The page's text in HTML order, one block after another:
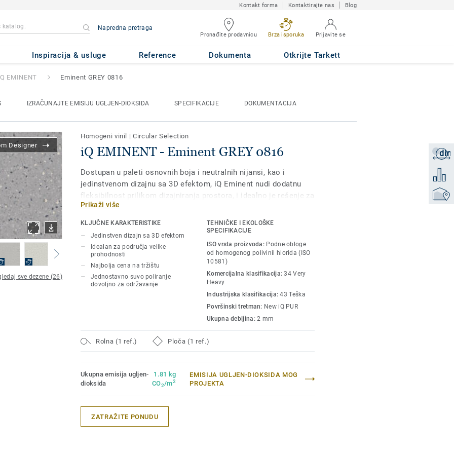
Kontakt forma Kontaktirajte nas Blog
Napredna pretraga
Pronađite prodavnicu Brza isporuka Prijavite se
Inspiracija & usluge Reference Dokumenta Otkrijte Tarkett
GREY 0816
din
Zatraži
Dodati
EMINENT Eminent GREY 0816
IZRAČUNAJTE EMISIJU UGLJEN-DIOKSIDA SPECIFIKACIJE DOKUMENTACIJA
Designer
sve dezene (26)
Homogeni vinil |Circular Selection
iQ EMINENT - Eminent GREY 0816
Dostupan u paleti osnovnih boja i neutralnih nijansi, kao i
jedinstvenom dizajnu sa 3D efektom, iQ Eminent nudi dodatnu
fleksibilnost prilikom dizajniranja prostora, i idealno je rešenje za
arhitekte koji žele da kreiraju harmoničan pod. Kao deo iQ
kolekcije, ovaj visoko-kvalitetni vinil pod ima sjajnu izdržljivost i
otpornost na habanje, fleke i oštećenja u područjima velike
prohodnosti. Ne zahteva tretiranje voskom - jednostavno suvo
poliranje je dovoljno da bi se povratio prvobitan izgled poda.
Prikaži više
KLJUČNE KARAKTERISTIKE
Jedinstven dizajn sa 3D efektom
Idealan za područja velike
prohodnosti
Najbolja cena na tržištu
Jednostavno suvo poliranje
dovoljno za održavanje
TEHNIČKE I EKOLOŠKE
SPECIFIKACIJE
ISO vrsta proizvoda: Podne obloge
od homogenog polivinil hlorida (ISO
10581)
Komercijalna klasifikacija:34 Very
Heavy
Industrijska klasifikacija:43 Teška
Površinski tretman: New iQ PUR
Ukupna debljina:2 mm
Rolna (1 ref.) Ploča (1 ref.)
Ukupna emisija ugljen-
dioksida
1.81 kg
CO2/m2
EMISIJA UGLJEN-DIOKSIDA MOG
PROJEKTA
ZATRAŽITE PONUDU